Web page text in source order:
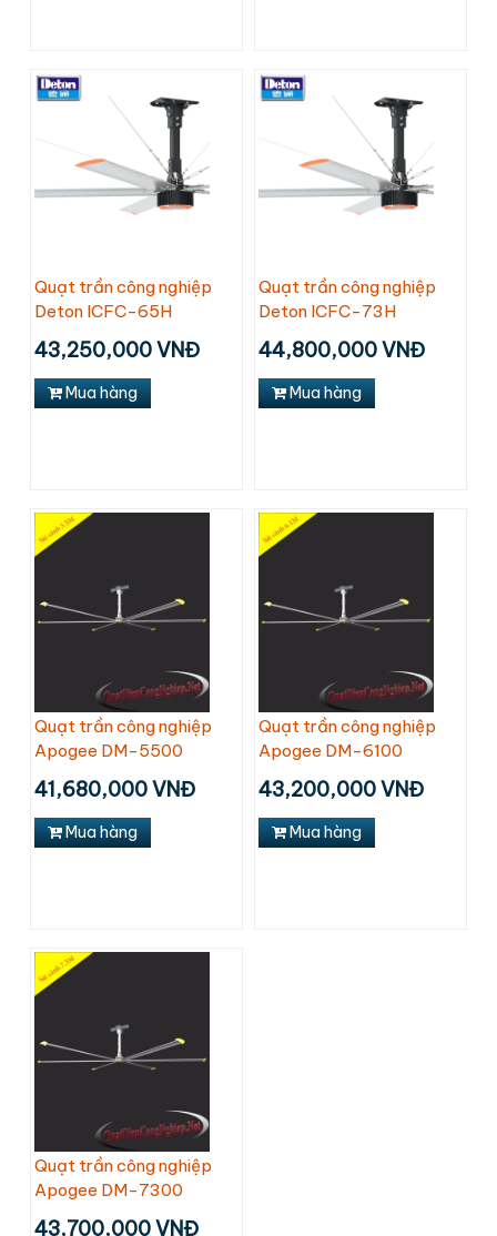
Quạt trần công nghiệp
Deton ICFC-65H
43,250,000 VNĐ
Mua hàng
Quạt trần công nghiệp
Deton ICFC-73H
44,800,000 VNĐ
Mua hàng
Quạt trần công nghiệp
Apogee DM-5500
41,680,000 VNĐ
Mua hàng
Quạt trần công nghiệp
Apogee DM-6100
43,200,000 VNĐ
Mua hàng
Quạt trần công nghiệp
Apogee DM-7300
43,700,000 VNĐ